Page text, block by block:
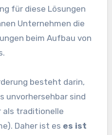
für diese Lösungen
Unternehmen die
beim Aufbau von
besteht darin,
unvorhersehbar sind
als traditionelle
Daher ist es es ist